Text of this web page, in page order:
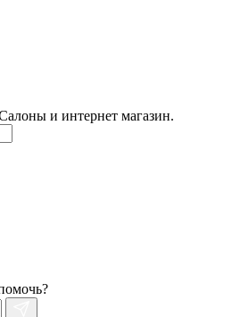
и интернет магазин.